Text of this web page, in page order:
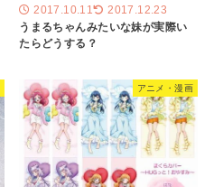
2017.10.11 2017.12.23
うまるちゃんみたいな妹が実際い
たらどうする？
アニメ・漫画